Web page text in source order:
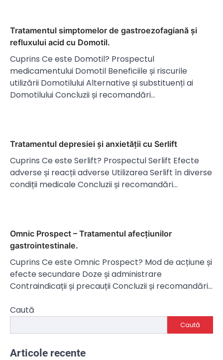
Tratamentul simptomelor de gastroezofagiană și
refluxului acid cu Domotil.
Cuprins Ce este Domotil? Prospectul
medicamentului Domotil Beneficiile și riscurile
utilizării Domotilului Alternative și substituenți ai
Domotilului Concluzii și recomandări…
Tratamentul depresiei și anxietății cu Serlift
Cuprins Ce este Serlift? Prospectul Serlift Efecte
adverse și reacții adverse Utilizarea Serlift în diverse
condiții medicale Concluzii și recomandări…
Omnic Prospect – Tratamentul afecțiunilor
gastrointestinale.
Cuprins Ce este Omnic Prospect? Mod de acțiune și
efecte secundare Doze și administrare
Contraindicații și precauții Concluzii și recomandări…
Caută
Caută
Articole recente